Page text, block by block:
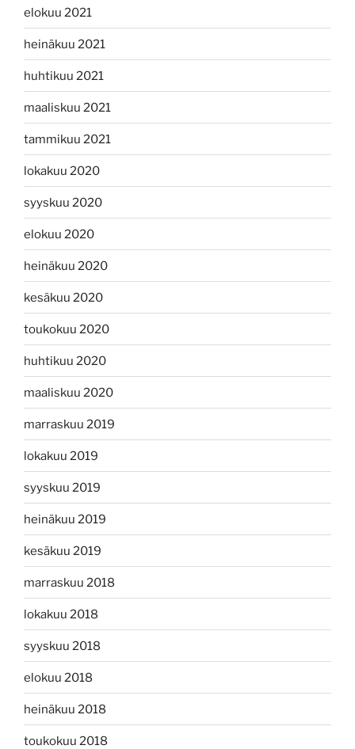
elokuu 2021
heinäkuu 2021
huhtikuu 2021
maaliskuu 2021
tammikuu 2021
lokakuu 2020
syyskuu 2020
elokuu 2020
heinäkuu 2020
kesäkuu 2020
toukokuu 2020
huhtikuu 2020
maaliskuu 2020
marraskuu 2019
lokakuu 2019
syyskuu 2019
heinäkuu 2019
kesäkuu 2019
marraskuu 2018
lokakuu 2018
syyskuu 2018
elokuu 2018
heinäkuu 2018
toukokuu 2018